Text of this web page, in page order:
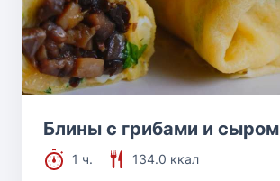
Блины с грибами и сыром
1 ч.
134.0 ккал